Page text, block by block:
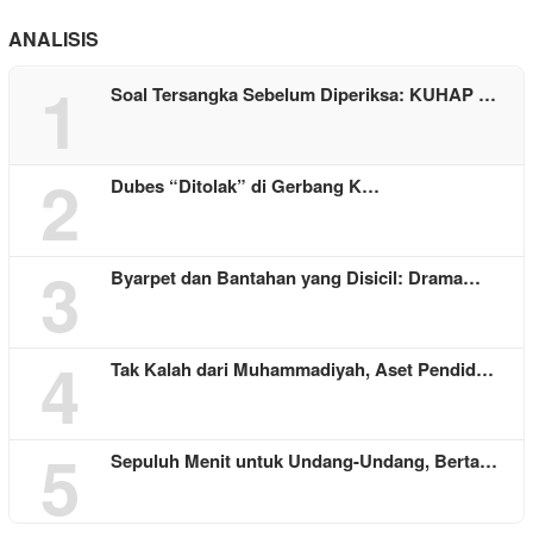
ANALISIS
1 Soal Tersangka Sebelum Diperiksa: KUHAP …
2 Dubes “Ditolak” di Gerbang K…
3 Byarpet dan Bantahan yang Disicil: Drama…
4 Tak Kalah dari Muhammadiyah, Aset Pendid…
5 Sepuluh Menit untuk Undang-Undang, Berta…